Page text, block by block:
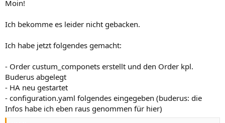
Moin!
Ich bekomme es leider nicht gebacken.
Ich habe jetzt folgendes gemacht:
- Order custum_componets erstellt und den Order kpl.
Buderus abgelegt
- HA neu gestartet
- configuration.yaml folgendes eingegeben (buderus: die
Infos habe ich eben raus genommen für hier)